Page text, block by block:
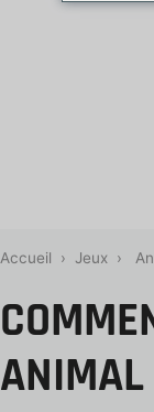
Accueil › Jeux ›
ANIMAL